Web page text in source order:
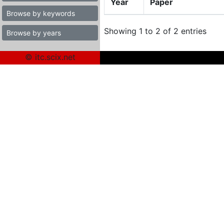
Browse by keywords
Browse by years
Year Paper
Showing 1 to 2 of 2 entries
© itc.scix.net